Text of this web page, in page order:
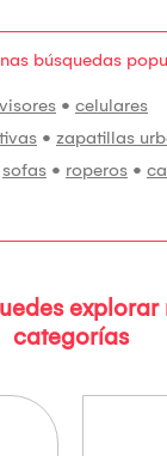
búsquedas
• celulares
• zapatillas
sofas • roperos •
explorar
categorías